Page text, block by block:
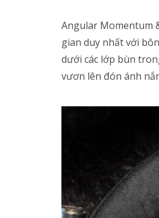
Angular Momentum
gian duy nhất với
dưới các lớp bùn
vươn lên đón ánh